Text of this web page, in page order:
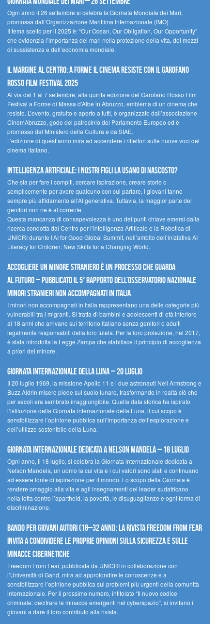
Ogni anno il 26 settembre si celebra la Giornata Mondiale dei Mari,
promossa dall’Organizzazione Marittima Internazionale (IMO).
Il tema scelto per il 2025 è: “Our Ocean, Our Obligation, Our Opportunity”
che evidenzia l’importanza dei mari nella protezione della vita, dei mezzi
di sussistenza e dell’economia mondiale.
Il margine al centro: a Forme il cinema resiste con il Garofano
Rosso Film Festival 2025
Al via dal 1 al 7 settembre, alla quinta edizione del Garofano Rosso Film
Festival a Forme di Massa d’Albe in Abruzzo, emblema di un cinema che
resiste. L’evento, gratuito e aperto a tutti, è organizzato dall’associazione
CinemAbruzzo, gode del patrocinio del Parlamento Europeo ed è
promosso dal Ministero della Cultura e da SIAE.
L’edizione di quest’anno mira ad accendere i riflettori sulle nuove voci del
cinema italiano.
Intelligenza artificiale: i nostri figli la usano di nascosto?
Che sia per fare i compiti, cercare ispirazione, creare storie o
semplicemente per avere qualcuno con cui parlare, i giovani fanno
sempre più affidamento all’AI generativa. Tuttavia, la maggior parte dei
genitori non ne è al corrente.
Questa mancanza di consapevolezza è uno dei punti chiave emersi dalla
ricerca condotta dal Centro per l’Intelligenza Artificale e la Robotica di
UNICRI durante l’AI for Good Global Summit, nell’ambito dell’iniziativa AI
Literacy for Children: New Skills for a Changing World.
Accogliere un minore straniero è un processo che guarda
al futuro – Pubblicato il 5° rapporto dell’Osservatorio Nazionale
Minori Stranieri Non Accompagnati in Italia
I minori non accompagnati in Italia rappresentano una delle categorie più
vulnerabili tra i migranti. Si tratta di bambini e adolescenti di età inferiore
ai 18 anni che arrivano sul territorio italiano senza genitori o adulti
legalmente responsabili della loro tutela. Per la loro protezione, nel 2017,
è stata introdotta la Legge Zampa che stabilisce il principio di accoglienza
a priori del minore.
Giornata Internazionale della Luna – 20 luglio
Il 20 luglio 1969, la missione Apollo 11 e i due astronauti Neil Armstrong e
Buzz Aldrin misero piede sul suolo lunare, trasformando in realtà ciò che
per secoli era sembrato irraggiungibile. Quella data storica ha ispirato
l’istituzione della Giornata internazionale della Luna, il cui scopo è
sensibilizzare l’opinione pubblica sull’importanza dell’esplorazione e
dell’utilizzo sostenibile della Luna.
Giornata internazionale dedicata a Nelson Mandela – 18 luglio
Ogni anno, il 18 luglio, si celebra la Giornata internazionale dedicata a
Nelson Mandela, un uomo la cui vita e i cui valori sono stati e continuano
ad essere fonte di ispirazione per il mondo. Lo scopo della Giornata è
rendere omaggio alla vita e agli insegnamenti del leader sudafricano
nella lotta contro l’apartheid, la povertà, le disuguaglianze e ogni forma di
discriminazione.
Bando per giovani autori (18–32 anni): la Rivista Freedom From Fear
invita a condividere le proprie opinioni sulla sicurezza e sulle
minacce cibernetiche
Freedom From Fear, pubblicata da UNICRI in collaborazione con
l’Università di Gand, mira ad approfondire le conoscenze e a
sensibilizzare l’opinione pubblica sui problemi più urgenti della comunità
internazionale. Per il prossimo numero, intitolato “Il nuovo codice
criminale: decifrare le minacce emergenti nel cyberspazio”, si invitano i
giovani a dare il loro contributo alla rivista.